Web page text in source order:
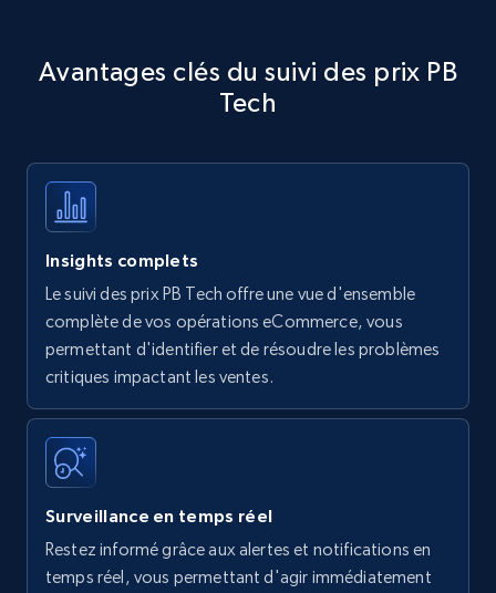
Avantages clés du suivi des prix PB
Tech
Insights complets
Le suivi des prix PB Tech offre une vue d'ensemble
complète de vos opérations eCommerce, vous
permettant d'identifier et de résoudre les problèmes
critiques impactant les ventes.
Surveillance en temps réel
Restez informé grâce aux alertes et notifications en
temps réel, vous permettant d'agir immédiatement